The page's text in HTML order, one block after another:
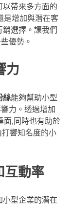
以帶來多方面的
是增加與潛在客
選擇。讓我們
優勢。
力
絲能夠幫助小型
力。透過增加
面,同時也有助於
打響知名度的小
互動率
小型企業的潛在